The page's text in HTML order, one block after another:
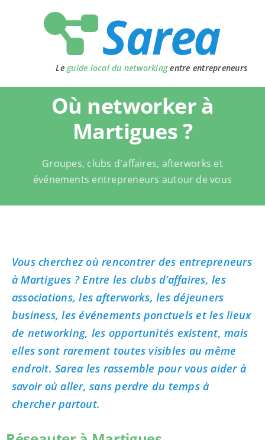
Le guide local du networkingentre entrepreneurs
Où networker à
Martigues ?
Groupes, clubs d'affaires, afterworks et
événements entrepreneurs autour de vous
Vous cherchez où rencontrer des entrepreneurs
à Martigues ? Entre les clubs d’affaires, les
associations, les afterworks, les déjeuners
business, les événements ponctuels et les lieux
de networking, les opportunités existent, mais
elles sont rarement toutes visibles au même
endroit. Sarea les rassemble pour vous aider à
savoir où aller, sans perdre du temps à
chercher partout.